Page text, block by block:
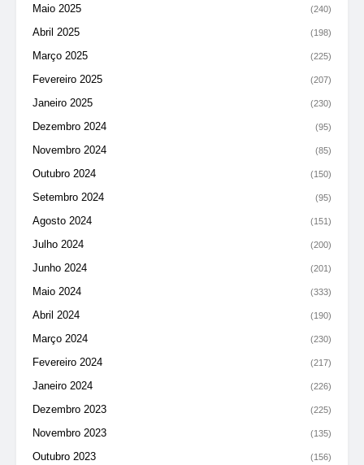
Maio 2025 (240)
Abril 2025 (198)
Março 2025 (225)
Fevereiro 2025 (207)
Janeiro 2025 (230)
Dezembro 2024 (95)
Novembro 2024 (85)
Outubro 2024 (150)
Setembro 2024 (95)
Agosto 2024 (151)
Julho 2024 (200)
Junho 2024 (201)
Maio 2024 (333)
Abril 2024 (190)
Março 2024 (230)
Fevereiro 2024 (217)
Janeiro 2024 (226)
Dezembro 2023 (225)
Novembro 2023 (135)
Outubro 2023 (156)